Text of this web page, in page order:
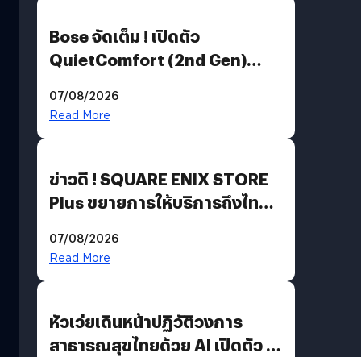
Bose จัดเต็ม ! เปิดตัว
QuietComfort (2nd Gen)
07/08/2026
Read More
ข่าวดี ! SQUARE ENIX STORE
Plus ขยายการให้บริการถึงไทย
โดยตรง
07/08/2026
Read More
หัวเว่ยเดินหน้าปฏิวัติวงการ
สาธารณสุขไทยด้วย AI เปิดตัว 4